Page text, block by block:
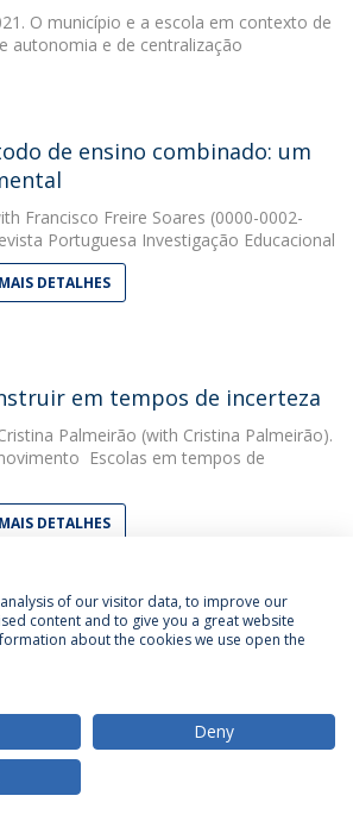
O município e a escola em contexto de
autonomia e de centralização
de ensino combinado: um
Francisco Freire Soares (0000-0002-
Portuguesa Investigação Educacional
DETALHES
em tempos de incerteza
Palmeirão (with Cristina Palmeirão).
 Escolas em tempos de
DETALHES
geral das escolas
DETALHES
of our visitor data, to improve our
content and to give you a great website
about the cookies we use open the
Deny